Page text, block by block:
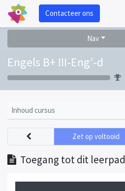
Contacteer ons
Nav
Engels B+ III-Eng’-d
Inhoud cursus
Toegang tot dit leerpad
Zet op voltooid